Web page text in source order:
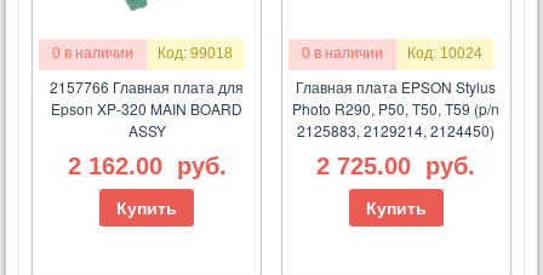
0 в наличии Код: 99018
2157766 Главная плата для
Epson XP-320 MAIN BOARD
ASSY
2 162.00 руб.
Купить
0 в наличии Код: 10024
Главная плата EPSON Stylus
Photo R290, P50, T50, T59 (p/n
2125883, 2129214, 2124450)
2 725.00 руб.
Купить